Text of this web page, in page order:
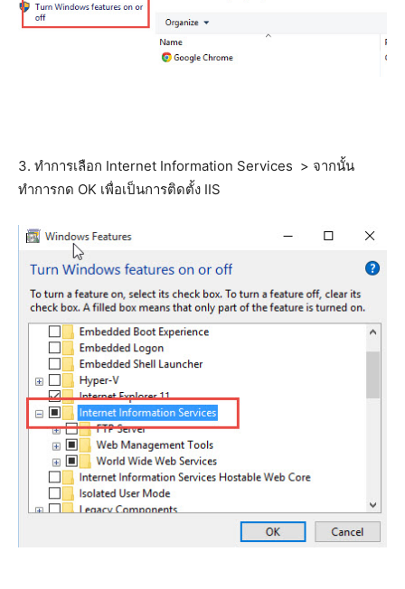
3. ทำการเลือก Internet Information Services > จากนั้น
ทำการกด OK เพื่อเป็นการติดตั้ง IIS